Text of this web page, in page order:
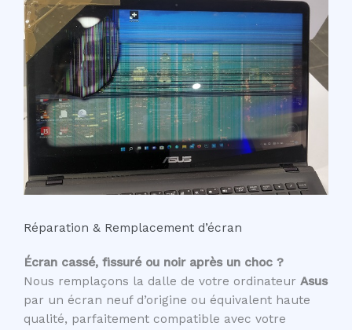
Réparation & Remplacement d’écran
Écran cassé, fissuré ou noir après un choc ?
Nous remplaçons la dalle de votre ordinateur Asus
par un écran neuf d’origine ou équivalent haute
qualité, parfaitement compatible avec votre